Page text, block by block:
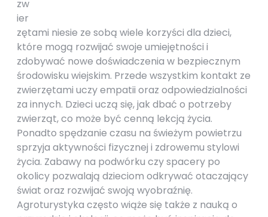
zw
ier
zętami niesie ze sobą wiele korzyści dla dzieci,
które mogą rozwijać swoje umiejętności i
zdobywać nowe doświadczenia w bezpiecznym
środowisku wiejskim. Przede wszystkim kontakt ze
zwierzętami uczy empatii oraz odpowiedzialności
za innych. Dzieci uczą się, jak dbać o potrzeby
zwierząt, co może być cenną lekcją życia.
Ponadto spędzanie czasu na świeżym powietrzu
sprzyja aktywności fizycznej i zdrowemu stylowi
życia. Zabawy na podwórku czy spacery po
okolicy pozwalają dzieciom odkrywać otaczający
świat oraz rozwijać swoją wyobraźnię.
Agroturystyka często wiąże się także z nauką o